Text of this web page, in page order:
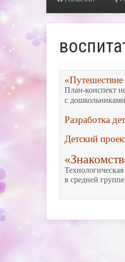
План-конспект
с
Детский
Технологическая
в средней группе